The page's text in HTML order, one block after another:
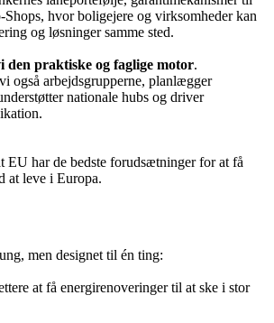
Shops, hvor boligejere og virksomheder kan
og løsninger samme sted.
den praktiske og faglige motor.
også arbejdsgrupperne, planlægger
nationale hubs og driver
EU har de bedste forudsætninger for at få
at leve i Europa.
men designet til én ting:
at få energirenoveringer til at ske i stor